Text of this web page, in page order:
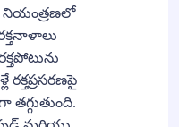
నియంత్రణలో
రక్తప్రసరణపై
తగ్గుతుంది.